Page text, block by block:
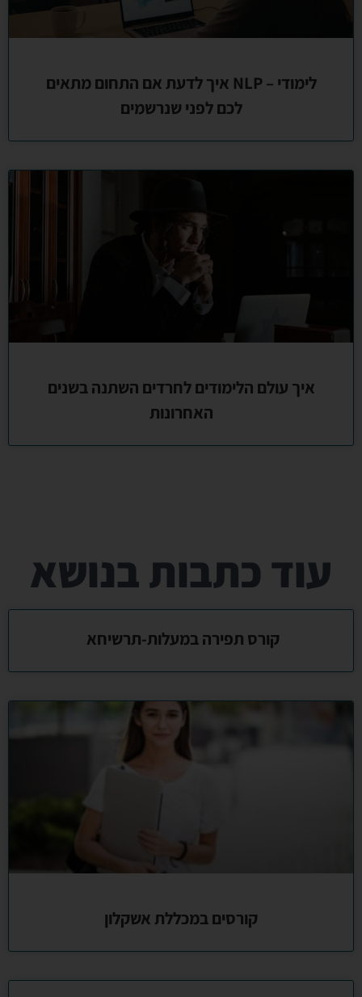
לימודי – NLP איך לדעת אם התחום מתאים
לכם לפני שנרשמים
איך עולם הלימודים לחרדים השתנה בשנים
האחרונות
עוד כתבות בנושא
קורס תפירה במעלות-תרשיחא
קורסים במכללת אשקלון